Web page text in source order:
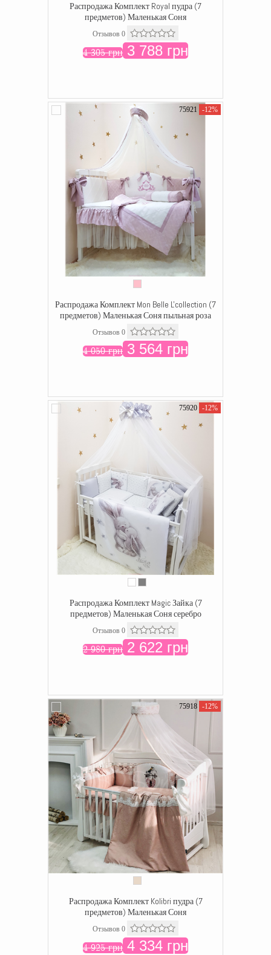
Распродажа Комплект Royal пудра (7
предметов) Маленькая Соня
Отзывов 0
4 305 грн 3 788 грн
75921 -12%
Распродажа Комплект Mon Belle L'collection (7
предметов) Маленькая Соня пыльная роза
Отзывов 0
4 050 грн 3 564 грн
75920 -12%
Распродажа Комплект Magic Зайка (7
предметов) Маленькая Соня серебро
Отзывов 0
2 980 грн 2 622 грн
75918 -12%
Распродажа Комплект Kolibri пудра (7
предметов) Маленькая Соня
Отзывов 0
4 925 грн 4 334 грн